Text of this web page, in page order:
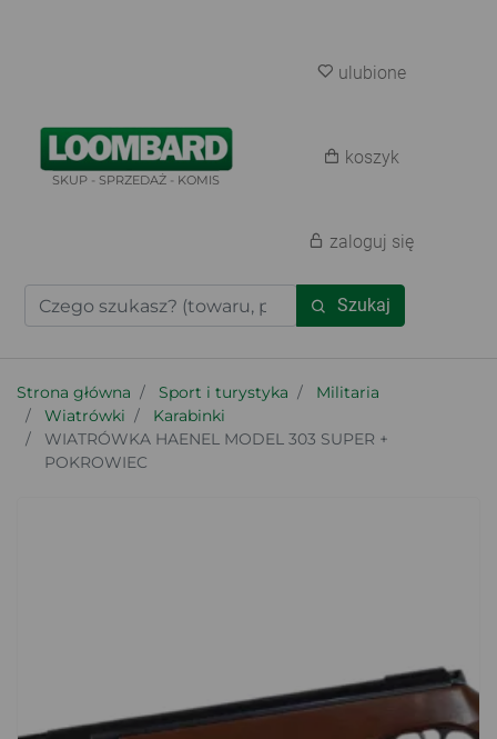
SKUP - SPRZEDAŻ - KOMIS
Szukaj
ulubione
koszyk
zaloguj się
Strona główna Sport i turystyka
Militaria
Wiatrówki
Karabinki
WIATRÓWKA HAENEL MODEL 303 SUPER +
POKROWIEC